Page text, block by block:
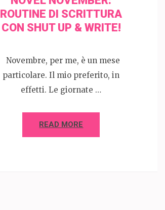
ROUTINE DI SCRITTURA
CON SHUT UP & WRITE!
Novembre, per me, è un mese
particolare. Il mio preferito, in
effetti. Le giornate …
READ MORE